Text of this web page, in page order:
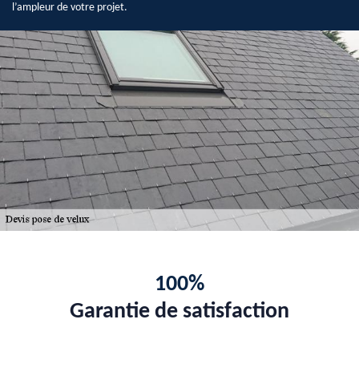
l’ampleur de votre projet.
100%
Garantie de satisfaction